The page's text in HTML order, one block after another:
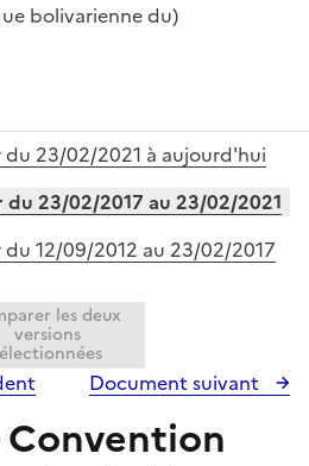
bolivarienne du)
du 23/02/2021 à aujourd'hui
du 23/02/2017 au 23/02/2021
12/09/2012 au 23/02/2017
les deux
versions
Document suivant
Convention